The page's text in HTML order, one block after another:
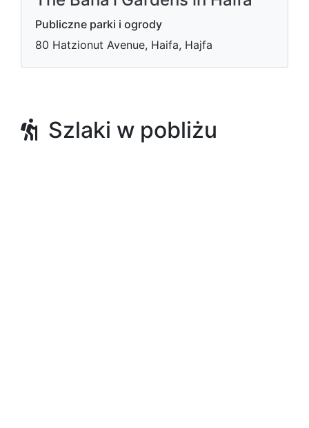
Publiczne parki i ogrody
80 Hatzionut Avenue, Haifa, Hajfa
Szlaki w pobliżu